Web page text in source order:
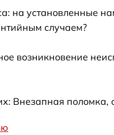
Brandt TI112B
на установленные
случаем?
возникновение
Внезапная поломка,